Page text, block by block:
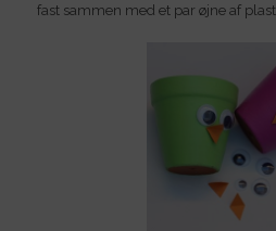
fast sammen med et par øjne af plast.